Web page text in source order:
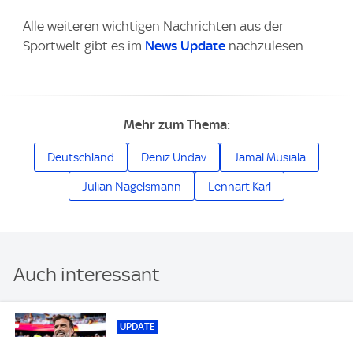
Alle weiteren wichtigen Nachrichten aus der
Sportwelt gibt es im News Update nachzulesen.
Mehr zum Thema:
Deutschland Deniz Undav Jamal Musiala
Julian Nagelsmann Lennart Karl
Auch interessant
UPDATE